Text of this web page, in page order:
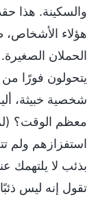
والسكينة. هذا
هؤلاء الأشخاص،
الحملان
يتحولون فورًا
شخصية خبيثة،
معظم الوقت؟
استفزازهم ولم
بذئب لا يلتهمك
تقول إنه ليس